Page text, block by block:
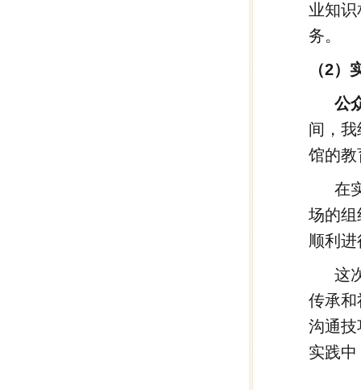
业知
务。
（2）
公
间，
馆的教
在
场的组
顺利进
这
传承和
沟通技
实践